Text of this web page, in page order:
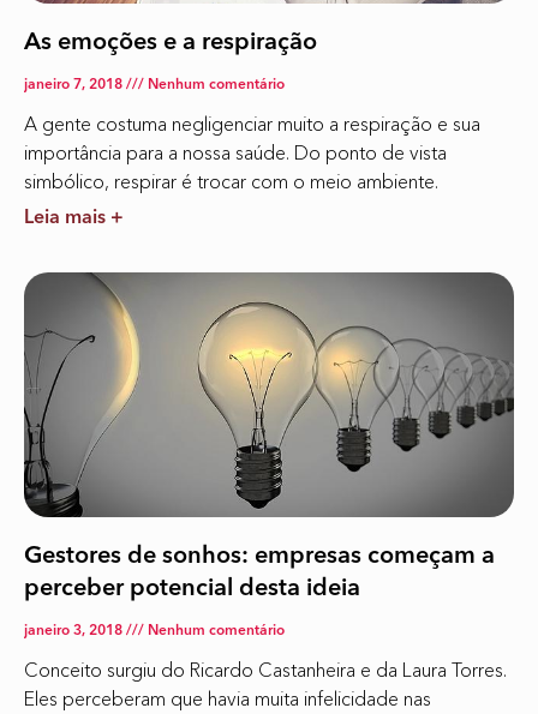
As emoções e a respiração
janeiro 7, 2018 Nenhum comentário
A gente costuma negligenciar muito a respiração e sua
importância para a nossa saúde. Do ponto de vista
simbólico, respirar é trocar com o meio ambiente.
Leia mais +
Gestores de sonhos: empresas começam a
perceber potencial desta ideia
janeiro 3, 2018 Nenhum comentário
Conceito surgiu do Ricardo Castanheira e da Laura Torres.
Eles perceberam que havia muita infelicidade nas